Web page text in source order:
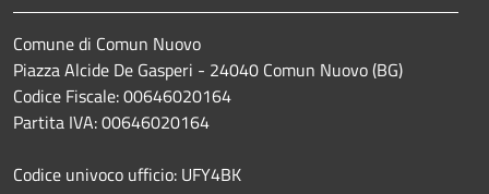
Comune di Comun Nuovo
Piazza Alcide De Gasperi - 24040 Comun Nuovo (BG)
Codice Fiscale: 00646020164
Partita IVA: 00646020164
Codice univoco ufficio: UFY4BK